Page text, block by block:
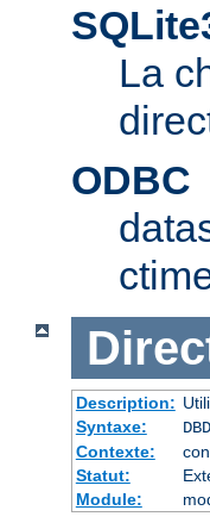
La
ODBC
Description:
Syntaxe:
Contexte:
Statut:
Module: